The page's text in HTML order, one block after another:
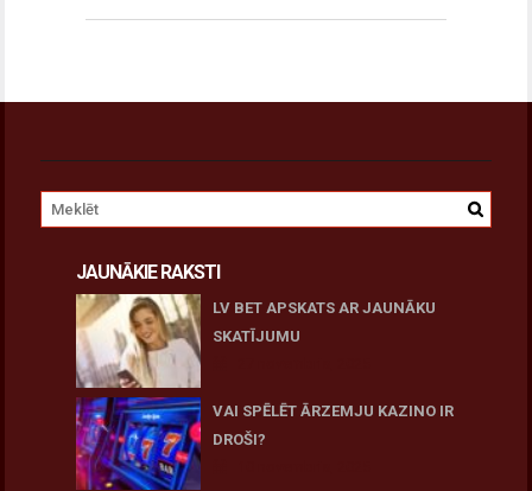
JAUNĀKIE RAKSTI
LV BET APSKATS AR JAUNĀKU
SKATĪJUMU
VAI SPĒLĒT ĀRZEMJU KAZINO IR
DROŠI?